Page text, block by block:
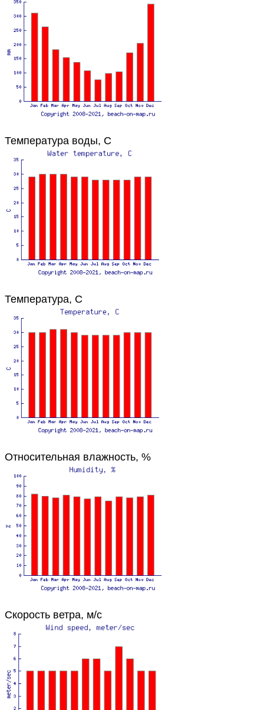
Температура воды, C
Температура, C
Относительная влажность, %
Скорость ветра, м/с